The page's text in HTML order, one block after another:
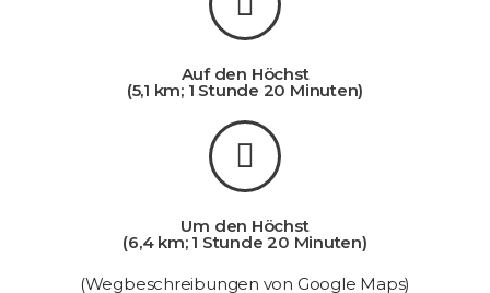
Auf den Höchst
(5,1 km; 1 Stunde 20 Minuten)
Um den Höchst
(6,4 km; 1 Stunde 20 Minuten)
(Wegbeschreibungen von Google Maps)